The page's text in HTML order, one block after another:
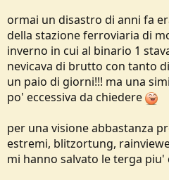
ormai un disastro di anni fa
della stazione ferroviaria di
inverno in cui al binario 1
nevicava di brutto con tanto
un paio di giorni!!! ma una
po' eccessiva da chiedere
per una visione abbastanza
estremi, blitzortung,
mi hanno salvato le terga piu'